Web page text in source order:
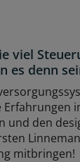
viel
es denn
und den
mitbringen!